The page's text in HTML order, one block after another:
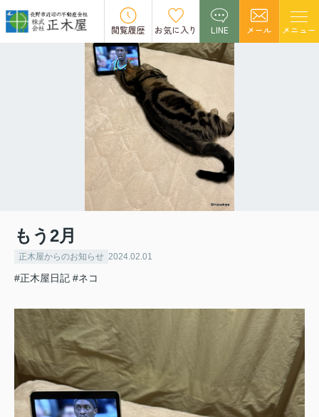
閲覧履歴 お気に入り LINE メール メニュー
もう2月
正木屋からのお知らせ 2024.02.01
#正木屋日記 #ネコ